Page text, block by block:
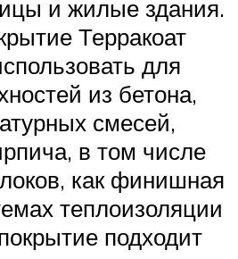
и жилые здания.
Терракоат
для
из бетона,
смесей,
в том числе
как финишная
теплоизоляции
подходит